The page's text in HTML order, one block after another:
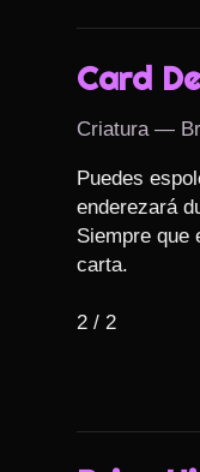
Card
Criatura —
Puedes
enderezará
Siempre que
carta.
2 / 2